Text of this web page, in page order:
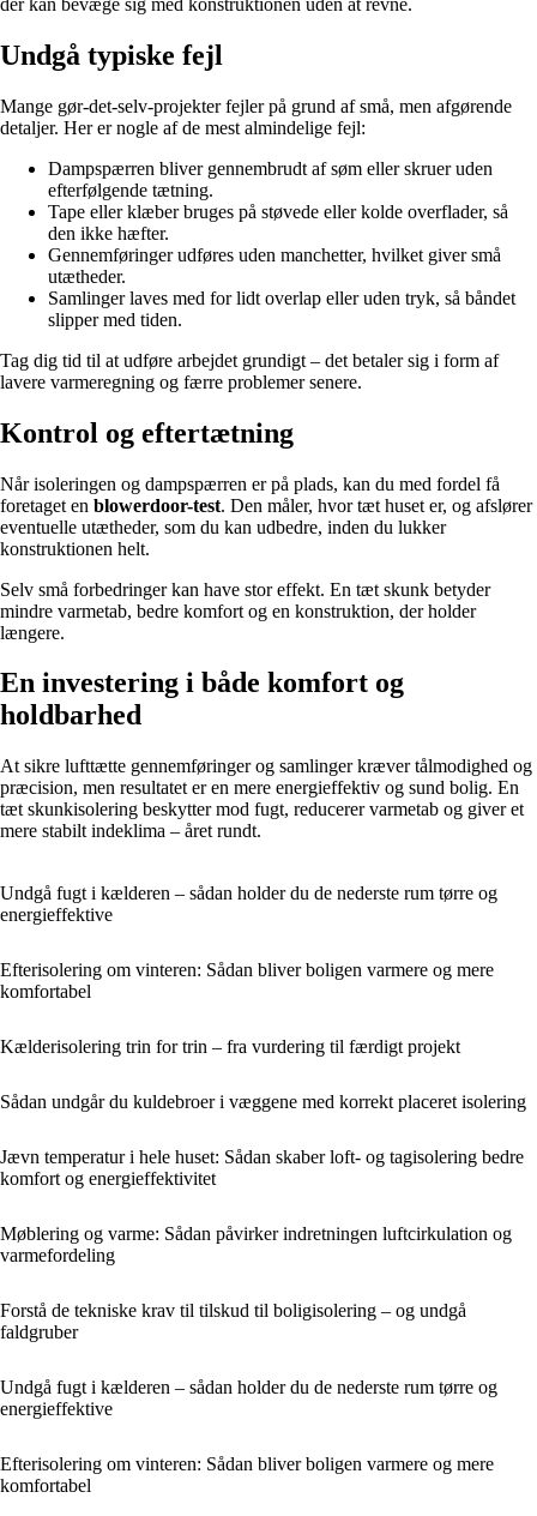
Undgå typiske fejl
Mange gør-det-selv-projekter fejler på grund af små, men afgørende
detaljer. Her er nogle af de mest almindelige fejl:
Dampspærren bliver gennembrudt af søm eller skruer uden
efterfølgende tætning.
Tape eller klæber bruges på støvede eller kolde overflader, så
den ikke hæfter.
Gennemføringer udføres uden manchetter, hvilket giver små
utætheder.
Samlinger laves med for lidt overlap eller uden tryk, så båndet
slipper med tiden.
Tag dig tid til at udføre arbejdet grundigt – det betaler sig i form af
lavere varmeregning og færre problemer senere.
Kontrol og eftertætning
Når isoleringen og dampspærren er på plads, kan du med fordel få
foretaget en blowerdoor-test. Den måler, hvor tæt huset er, og afslører
eventuelle utætheder, som du kan udbedre, inden du lukker
konstruktionen helt.
Selv små forbedringer kan have stor effekt. En tæt skunk betyder
mindre varmetab, bedre komfort og en konstruktion, der holder
længere.
En investering i både komfort og
holdbarhed
At sikre lufttætte gennemføringer og samlinger kræver tålmodighed og
præcision, men resultatet er en mere energieffektiv og sund bolig. En
tæt skunkisolering beskytter mod fugt, reducerer varmetab og giver et
mere stabilt indeklima – året rundt.
Undgå fugt i kælderen – sådan holder du de nederste rum tørre og
energieffektive
Efterisolering om vinteren: Sådan bliver boligen varmere og mere
komfortabel
Kælderisolering trin for trin – fra vurdering til færdigt projekt
Sådan undgår du kuldebroer i væggene med korrekt placeret isolering
Jævn temperatur i hele huset: Sådan skaber loft- og tagisolering bedre
komfort og energieffektivitet
Møblering og varme: Sådan påvirker indretningen luftcirkulation og
varmefordeling
Forstå de tekniske krav til tilskud til boligisolering – og undgå
faldgruber
Undgå fugt i kælderen – sådan holder du de nederste rum tørre og
energieffektive
Efterisolering om vinteren: Sådan bliver boligen varmere og mere
komfortabel